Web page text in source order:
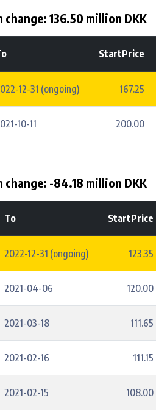
change: 136.50 million DKK
StartPrice
12-31 (ongoing) 167.25
10-11 200.00
change: -84.18 million DKK
To StartPrice
2022-12-31 (ongoing) 123.35
2021-04-06 120.00
2021-03-18 111.65
2021-02-16 111.15
2021-02-15 108.00